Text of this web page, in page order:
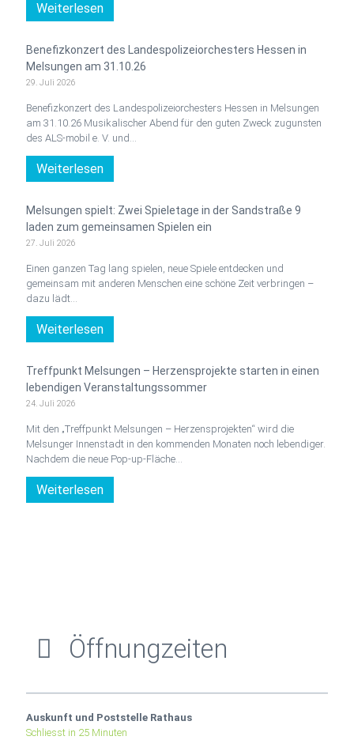
Weiterlesen
Benefizkonzert des Landespolizeiorchesters Hessen in
Melsungen am 31.10.26
29. Juli 2026
Benefizkonzert des Landespolizeiorchesters Hessen in Melsungen
am 31.10.26 Musikalischer Abend für den guten Zweck zugunsten
des ALS-mobil e. V. und…
Weiterlesen
Melsungen spielt: Zwei Spieletage in der Sandstraße 9
laden zum gemeinsamen Spielen ein
27. Juli 2026
Einen ganzen Tag lang spielen, neue Spiele entdecken und
gemeinsam mit anderen Menschen eine schöne Zeit verbringen –
dazu lädt…
Weiterlesen
Treffpunkt Melsungen – Herzensprojekte starten in einen
lebendigen Veranstaltungssommer
24. Juli 2026
Mit den „Treffpunkt Melsungen – Herzensprojekten“ wird die
Melsunger Innenstadt in den kommenden Monaten noch lebendiger.
Nachdem die neue Pop-up-Fläche…
Weiterlesen
Öffnungzeiten
Auskunft und Poststelle Rathaus
Schliesst in 25 Minuten